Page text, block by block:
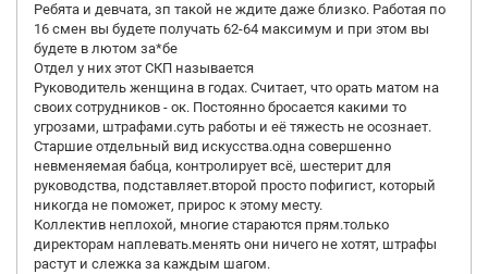
Ребята и девчата, зп такой не ждите даже близко. Работая по
16 смен вы будете получать 62-64 максимум и при этом вы
будете в лютом за*бе
Отдел у них этот СКП называется
Руководитель женщина в годах. Считает, что орать матом на
своих сотрудников - ок. Постоянно бросается какими то
угрозами, штрафами.суть работы и её тяжесть не осознает.
Старшие отдельный вид искусства.одна совершенно
невменяемая бабца, контролирует всё, шестерит для
руководства, подставляет.второй просто пофигист, который
никогда не поможет, прирос к этому месту.
Коллектив неплохой, многие стараются прям.только
директорам наплевать.менять они ничего не хотят, штрафы
растут и слежка за каждым шагом.